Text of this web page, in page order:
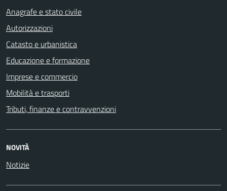
Anagrafe e stato civile
Autorizzazioni
Catasto e urbanistica
Educazione e formazione
Imprese e commercio
Mobilità e trasporti
Tributi, finanze e contravvenzioni
NOVITÀ
Notizie